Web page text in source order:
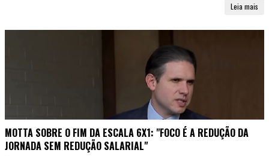
Leia mais
MOTTA SOBRE O FIM DA ESCALA 6X1: "FOCO É A REDUÇÃO DA
JORNADA SEM REDUÇÃO SALARIAL"